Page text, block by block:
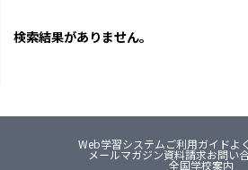
検索結果がありません。
Web学習システムご利用ガイドよ
メールマガジン資料請求お問い
全国学校案内